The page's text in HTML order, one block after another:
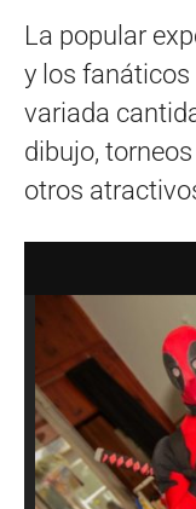
La popular
y los
variada
dibujo,
otros